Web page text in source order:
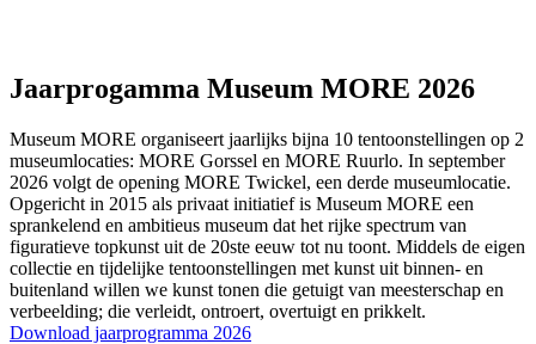
Jaarprogamma Museum MORE 2026
Museum MORE organiseert jaarlijks bijna 10 tentoonstellingen op 2
museumlocaties: MORE Gorssel en MORE Ruurlo. In september
2026 volgt de opening MORE Twickel, een derde museumlocatie.
Opgericht in 2015 als privaat initiatief is Museum MORE een
sprankelend en ambitieus museum dat het rijke spectrum van
figuratieve topkunst uit de 20ste eeuw tot nu toont. Middels de eigen
collectie en tijdelijke tentoonstellingen met kunst uit binnen- en
buitenland willen we kunst tonen die getuigt van meesterschap en
verbeelding; die verleidt, ontroert, overtuigt en prikkelt.
Download jaarprogramma 2026